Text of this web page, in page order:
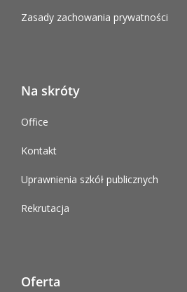
Zasady zachowania prywatności
Na skróty
Office
Kontakt
Uprawnienia szkół publicznych
Rekrutacja
Oferta